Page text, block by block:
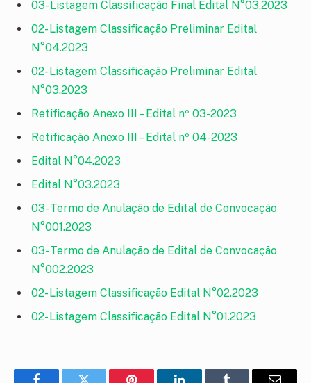
03- Listagem Classificação Final Edital N°03.2023
02- Listagem Classificação Preliminar Edital
N°04.2023
02- Listagem Classificação Preliminar Edital
N°03.2023
Retificação Anexo III – Edital nº 03-2023
Retificação Anexo III – Edital nº 04-2023
Edital N°04.2023
Edital N°03.2023
03- Termo de Anulação de Edital de Convocação
N°001.2023
03- Termo de Anulação de Edital de Convocação
N°002.2023
02- Listagem Classificação Edital N°02.2023
02- Listagem Classificação Edital N°01.2023